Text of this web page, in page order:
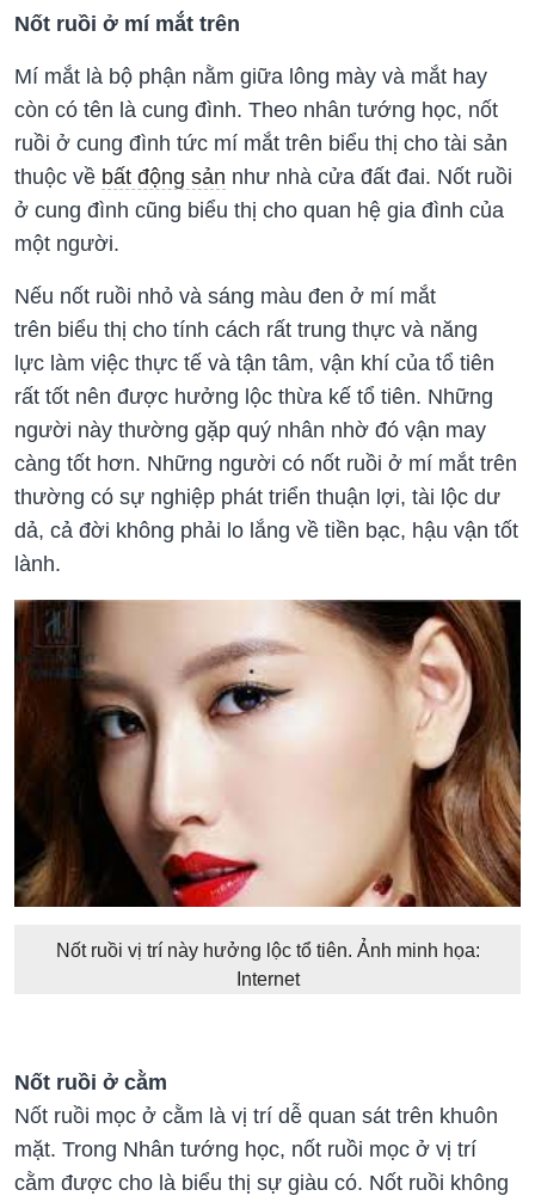
Nốt ruồi ở mí mắt trên
Mí mắt là bộ phận nằm giữa lông mày và mắt hay
còn có tên là cung đình. Theo nhân tướng học, nốt
ruồi ở cung đình tức mí mắt trên biểu thị cho tài sản
thuộc về bất động sản như nhà cửa đất đai. Nốt ruồi
ở cung đình cũng biểu thị cho quan hệ gia đình của
một người.
Nếu nốt ruồi nhỏ và sáng màu đen ở mí mắt
trên biểu thị cho tính cách rất trung thực và năng
lực làm việc thực tế và tận tâm, vận khí của tổ tiên
rất tốt nên được hưởng lộc thừa kế tổ tiên. Những
người này thường gặp quý nhân nhờ đó vận may
càng tốt hơn. Những người có nốt ruồi ở mí mắt trên
thường có sự nghiệp phát triển thuận lợi, tài lộc dư
dả, cả đời không phải lo lắng về tiền bạc, hậu vận tốt
lành.
Nốt ruồi vị trí này hưởng lộc tổ tiên. Ảnh minh họa:
Internet
Nốt ruồi ở cằm
Nốt ruồi mọc ở cằm là vị trí dễ quan sát trên khuôn
mặt. Trong Nhân tướng học, nốt ruồi mọc ở vị trí
cằm được cho là biểu thị sự giàu có. Nốt ruồi không